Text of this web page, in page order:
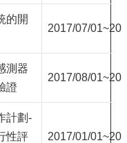
的開
2017/07/
測器
證
2017/08/
計劃-
性評
2017/01/